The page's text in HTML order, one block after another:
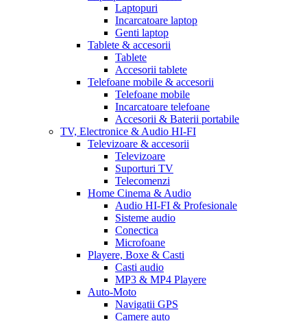
Laptopuri
Incarcatoare laptop
Genti laptop
Tablete & accesorii
Tablete
Accesorii tablete
Telefoane mobile & accesorii
Telefoane mobile
Incarcatoare telefoane
Accesorii & Baterii portabile
TV, Electronice & Audio HI-FI
Televizoare & accesorii
Televizoare
Suporturi TV
Telecomenzi
Home Cinema & Audio
Audio HI-FI & Profesionale
Sisteme audio
Conectica
Microfoane
Playere, Boxe & Casti
Casti audio
MP3 & MP4 Playere
Auto-Moto
Navigatii GPS
Camere auto